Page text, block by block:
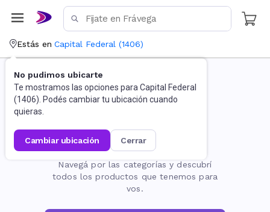
Estás en Capital Federal (1406)
No pudimos ubicarte
Te mostramos las opciones para Capital Federal
(1406). Podés cambiar tu ubicación cuando
quieras.
cambiar ubicación cerrar
La página no existe
Navegá por las categorías y descubrí
todos los productos que tenemos para
vos.